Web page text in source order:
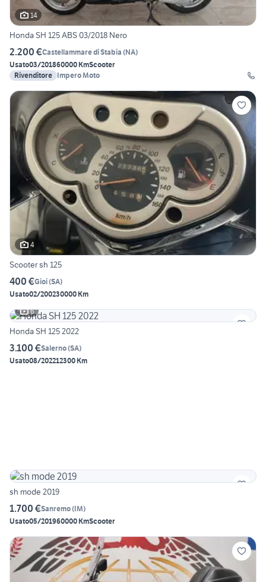
14
Honda SH 125 ABS 03/2018 Nero
2.200 €Castellammare di Stabia (NA)
Usato03/201860000 KmScooter
Rivenditore Impero Moto
4
Scooter sh 125
400 €Gioi(SA)
Usato02/200230000 Km
6
Honda SH 125 2022
3.100 €Salerno(SA)
Usato08/202212300 Km
sh mode 2019
1.700 €Sanremo(IM)
Usato05/201960000 KmScooter